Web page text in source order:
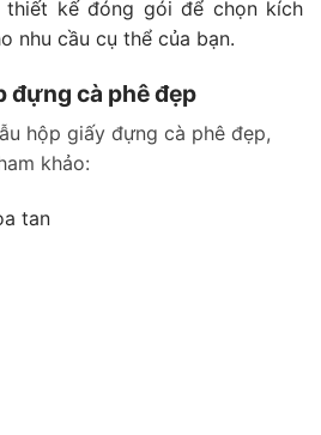
kế đóng gói để chọn kích
nhu cầu cụ thể của bạn.
đựng cà phê đẹp
hộp giấy đựng cà phê đẹp,
khảo:
tan